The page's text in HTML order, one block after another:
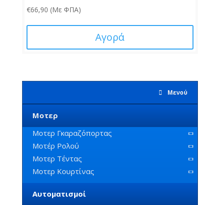
€66,90 (Με ΦΠΑ)
Αγορά
Μενού
Μοτερ
Μοτερ Γκαραζόπορτας
Μοτέρ Ρολού
Μοτερ Τέντας
Μοτερ Κουρτίνας
Αυτοματισμοί